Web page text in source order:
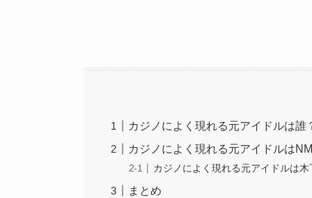
カジノによく現れる元アイドルは誰
カジノによく現れる元アイドルは
カジノによく現れる元アイドルは
まとめ